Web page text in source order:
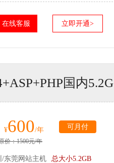
在线客服 立即开通>
国内5.2G
¥600/年 可月付
价：1500元/年
/东莞网站主机 总大小5.2GB